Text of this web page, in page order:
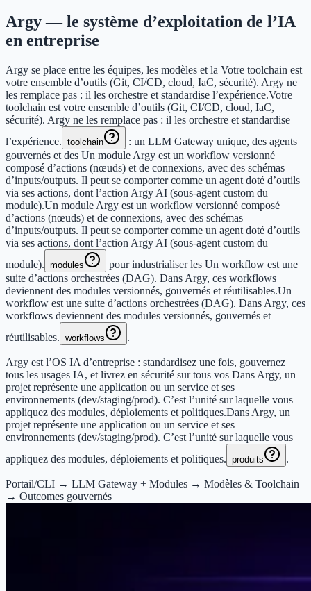
Argy — le système d’exploitation de l’IA
en entreprise
Argy se place entre les équipes, les modèles et la Votre toolchain est
votre ensemble d’outils (Git, CI/CD, cloud, IaC, sécurité). Argy ne
les remplace pas : il les orchestre et standardise l’expérience.Votre
toolchain est votre ensemble d’outils (Git, CI/CD, cloud, IaC,
sécurité). Argy ne les remplace pas : il les orchestre et standardise
l’expérience. toolchain
: un LLM Gateway unique, des agents
gouvernés et des Un module Argy est un workflow versionné
composé d’actions (nœuds) et de connexions, avec des schémas
d’inputs/outputs. Il peut se comporter comme un agent doté d’outils
via ses actions, dont l’action Argy AI (sous‑agent custom du
module).Un module Argy est un workflow versionné composé
d’actions (nœuds) et de connexions, avec des schémas
d’inputs/outputs. Il peut se comporter comme un agent doté d’outils
via ses actions, dont l’action Argy AI (sous‑agent custom du
module). modules pour industrialiser les Un workflow est une
suite d’actions orchestrées (DAG). Dans Argy, ces workflows
deviennent des modules versionnés, gouvernés et réutilisables.Un
workflow est une suite d’actions orchestrées (DAG). Dans Argy, ces
workflows deviennent des modules versionnés, gouvernés et
réutilisables. workflows .
Argy est l’OS IA d’entreprise : standardisez une fois, gouvernez
tous les usages IA, et livrez en sécurité sur tous vos Dans Argy, un
projet représente une application ou un service et ses
environnements (dev/staging/prod). C’est l’unité sur laquelle vous
appliquez des modules, déploiements et politiques.Dans Argy, un
projet représente une application ou un service et ses
environnements (dev/staging/prod). C’est l’unité sur laquelle vous
appliquez des modules, déploiements et politiques. produits .
Portail/CLI → LLM Gateway + Modules → Modèles & Toolchain
→ Outcomes gouvernés